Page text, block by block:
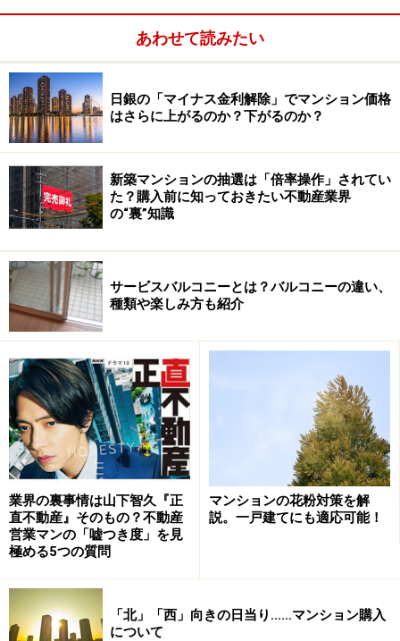
して特定の区分所有者に専用使用させることを承諾す
る」という趣旨の記載もありました。さらに駐車場専用
使用権の分譲を受けた者の売買契約書には売買目的の表
示のなかに「駐車場」として特定の区画番号の表示が明
記されていました。
重要事項説明書には「特定の区分所有者は各駐車区画を
専用使用することができ、一区画あたり○○円の専用使用
共益費を管理組合に支払う」旨の記載があり、また、管
理規約には「区分所有者は特定の区分所有者が駐車場に
つき専用使用権を有することを承諾する」という条項が
あるだけでした。
あわせて読みたい
日銀の「マイナス金利解除」でマンション価格
はさらに上がるのか？下がるのか？
新築マンションの抽選は「倍率操作」されてい
た？購入前に知っておきたい不動産業界
の“裏”知識
サービスバルコニーとは？バルコニーの違い、
種類や楽しみ方も紹介
業界の裏事情は山下智久『正
直不動産』そのもの？不動産
営業マンの「嘘つき度」を見
極める5つの質問
マンションの花粉対策を解
説。一戸建てにも適応可能！
「北」「西」向きの日当り……マンション購入
について